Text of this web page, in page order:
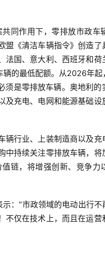
同作用下，零排放市政车
《清洁车辆指令》创造了
国、意大利、西班牙和荷
的最低配额。从2026年
须是零排放车辆。奥地利
充电、电网和能源基础设
行业、上装制造商以及充
持续关注零排放车辆，将
链，将增强创新、竞争力
：“市政领域的电动出行不
仅在技术上，而且在运营